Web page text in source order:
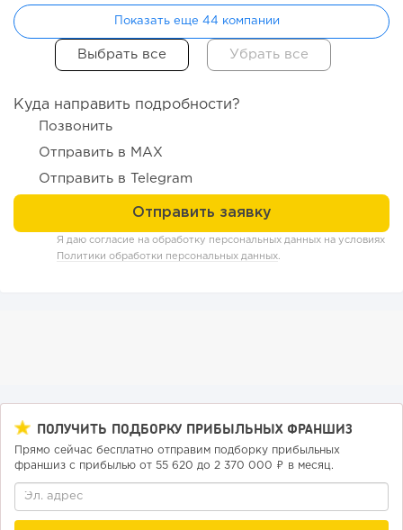
Отзыв SSL-сертификатов у банков: как это влияет на
российский...
Показать еще 44 компании
Куда направить подробности?
Позвонить
Отправить в MAX
Отправить в Telegram
Я даю согласие на обработку персональных данных на условиях
Политики обработки персональных данных.
ПОЛУЧИТЬ ПОДБОРКУ ПРИБЫЛЬНЫХ ФРАНШИЗ
Прямо сейчас бесплатно отправим подборку прибыльных
франшиз с прибылью от 55 620 до 2 370 000 ₽ в месяц.